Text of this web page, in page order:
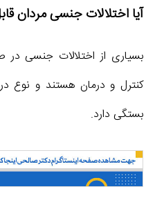
آیا اختلالات جنسی مردان
بسیاری از اختلالات جنسی
کنترل و درمان هستند و نوع
بستگی دارد.